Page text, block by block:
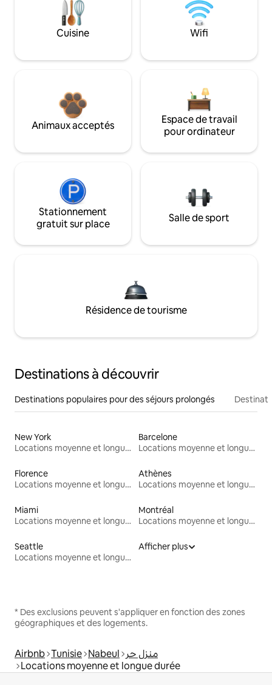
Cuisine Wifi
Animaux acceptés
Espace de travail
pour ordinateur
Stationnement
gratuit sur place
Salle de sport
Résidence de tourisme
Destinations à découvrir
Destinations populaires pour des séjours prolongés
New York
Locations moyenne et longue durée
Barcelone
Locations moyenne et longue durée
Florence
Locations moyenne et longue durée
Athènes
Locations moyenne et longue durée
Miami
Locations moyenne et longue durée
Montréal
Locations moyenne et longue durée
Seattle
Locations moyenne et longue durée
Afficher plus
* Des exclusions peuvent s'appliquer en fonction des zones
géographiques et des logements.
Airbnb Tunisie Nabeul
منزل حر
Locations moyenne et longue durée